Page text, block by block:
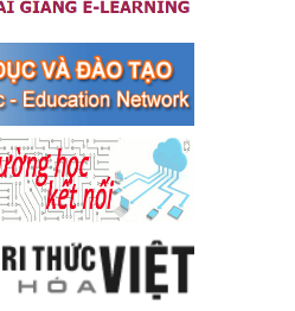
truyền, đảm bảo trật tự, an
cơ sở giáo dục trên địa bàn thị
16/CT-TTg ngày 27/05/2023
tăng cường phòng ngừa, đấu
luật liên quan đến hoạt động
CT-TTg ngày 27/05/2023 của
cường phòng ngừa, đấu tranh tội
đến hoạt động tổ chức đánh